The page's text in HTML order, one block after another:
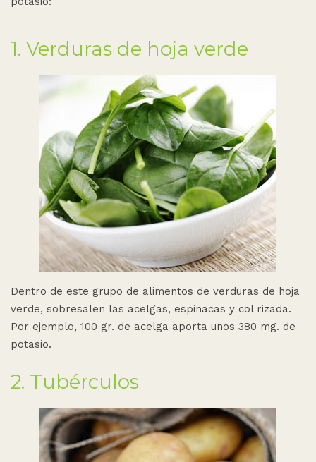
1. Verduras de hoja verde
Dentro de este grupo de alimentos de verduras de hoja
verde, sobresalen las acelgas, espinacas y col rizada.
Por ejemplo, 100 gr. de acelga aporta unos 380 mg. de
potasio.
2. Tubérculos